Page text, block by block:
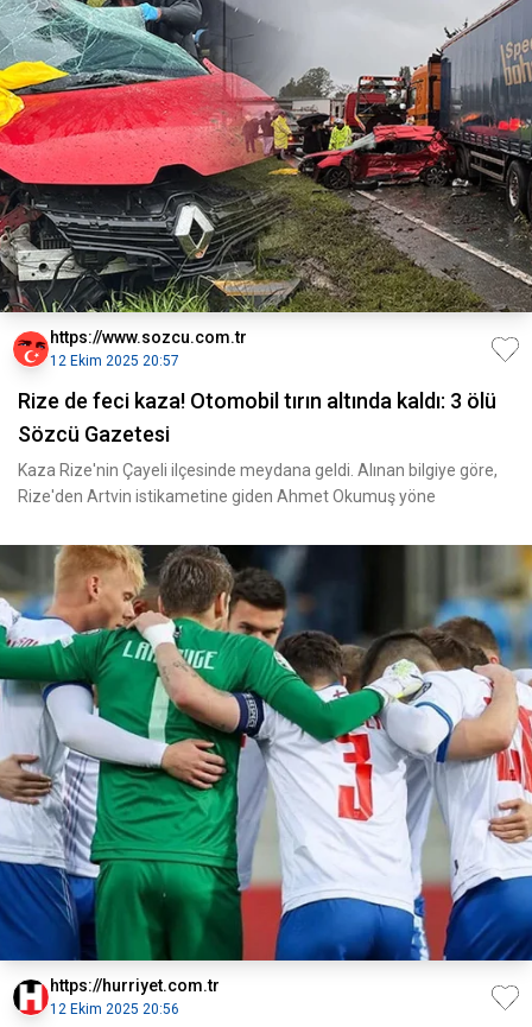
https://www.sozcu.com.tr
12 Ekim 2025 20:57
Rize de feci kaza! Otomobil tırın altında kaldı: 3 ölü
Sözcü Gazetesi
Kaza Rize'nin Çayeli ilçesinde meydana geldi. Alınan bilgiye göre,
Rize'den Artvin istikametine giden Ahmet Okumuş yöne
https://hurriyet.com.tr
12 Ekim 2025 20:56